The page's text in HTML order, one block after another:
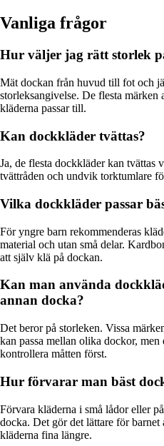
Vanliga frågor
Hur väljer jag rätt storlek
Mät dockan från huvud till fot och
storleksangivelse. De flesta
kläderna passar till.
Kan dockkläder tvättas?
Ja, de flesta dockkläder kan tvättas
tvättråden och undvik torktumlare
Vilka dockkläder passar
För yngre barn rekommenderas
material och utan små delar.
att själv klä på dockan.
Kan man använda
annan docka?
Det beror på storleken. Vissa
kan passa mellan olika dockor,
kontrollera måtten först.
Hur förvarar man bäst
Förvara kläderna i små lådor eller
docka. Det gör det lättare för
kläderna fina längre.